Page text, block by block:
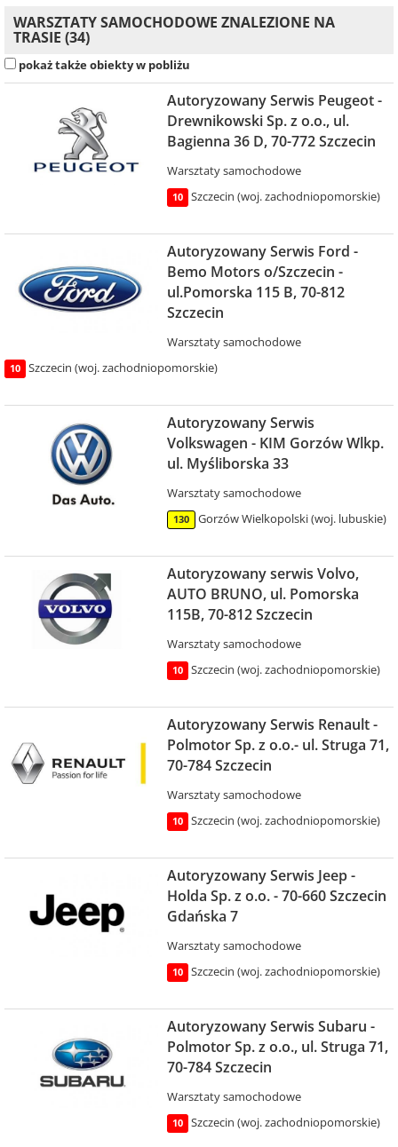
WARSZTATY SAMOCHODOWE ZNALEZIONE NA
TRASIE (34)
pokaż także obiekty w pobliżu
Autoryzowany Serwis Peugeot -
Drewnikowski Sp. z o.o., ul.
Bagienna 36 D, 70-772 Szczecin
Warsztaty samochodowe
10 Szczecin (woj. zachodniopomorskie)
Autoryzowany Serwis Ford -
Bemo Motors o/Szczecin -
ul.Pomorska 115 B, 70-812
Szczecin
Warsztaty samochodowe
10 Szczecin (woj. zachodniopomorskie)
Autoryzowany Serwis
Volkswagen - KIM Gorzów Wlkp.
ul. Myśliborska 33
Warsztaty samochodowe
130 Gorzów Wielkopolski (woj. lubuskie)
Autoryzowany serwis Volvo,
AUTO BRUNO, ul. Pomorska
115B, 70-812 Szczecin
Warsztaty samochodowe
10 Szczecin (woj. zachodniopomorskie)
Autoryzowany Serwis Renault -
Polmotor Sp. z o.o.- ul. Struga 71,
70-784 Szczecin
Warsztaty samochodowe
10 Szczecin (woj. zachodniopomorskie)
Autoryzowany Serwis Jeep -
Holda Sp. z o.o. - 70-660 Szczecin
Gdańska 7
Warsztaty samochodowe
10 Szczecin (woj. zachodniopomorskie)
Autoryzowany Serwis Subaru -
Polmotor Sp. z o.o., ul. Struga 71,
70-784 Szczecin
Warsztaty samochodowe
10 Szczecin (woj. zachodniopomorskie)